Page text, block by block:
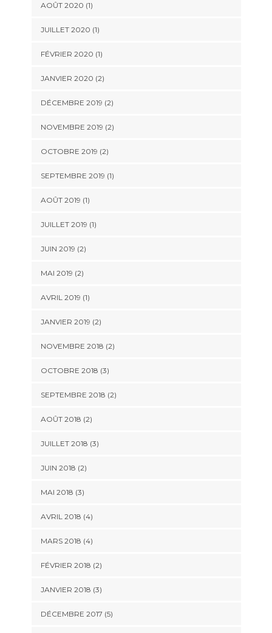
AOÛT 2020 (1)
JUILLET 2020 (1)
FÉVRIER 2020 (1)
JANVIER 2020 (2)
DÉCEMBRE 2019 (2)
NOVEMBRE 2019 (2)
OCTOBRE 2019 (2)
SEPTEMBRE 2019 (1)
AOÛT 2019 (1)
JUILLET 2019 (1)
JUIN 2019 (2)
MAI 2019 (2)
AVRIL 2019 (1)
JANVIER 2019 (2)
NOVEMBRE 2018 (2)
OCTOBRE 2018 (3)
SEPTEMBRE 2018 (2)
AOÛT 2018 (2)
JUILLET 2018 (3)
JUIN 2018 (2)
MAI 2018 (3)
AVRIL 2018 (4)
MARS 2018 (4)
FÉVRIER 2018 (2)
JANVIER 2018 (3)
DÉCEMBRE 2017 (5)